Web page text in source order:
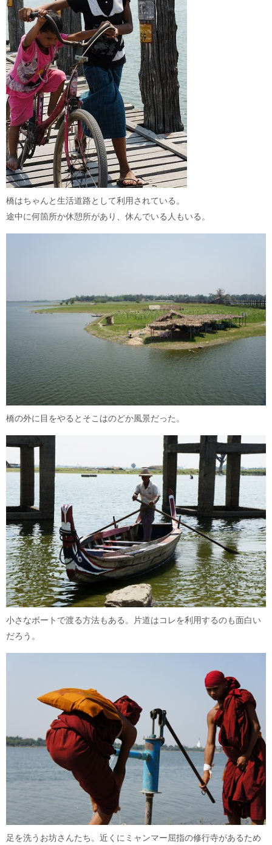
橋はちゃんと生活道路として利用されている。
途中に何箇所か休憩所があり、休んでいる人もいる。
橋の外に目をやるとそこはのどか風景だった。
小さなボートで渡る方法もある。片道はコレを利用するのも面白い
だろう。
足を洗うお坊さんたち。近くにミャンマー屈指の修行寺があるため